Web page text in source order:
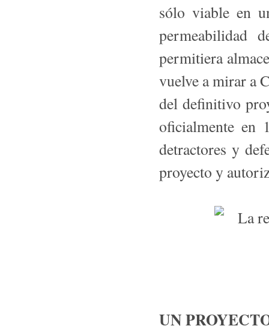
sólo viable en
permeabilidad
permitiera
vuelve a mirar a
del definitivo
oficialmente en
detractores y
proyecto y
UN